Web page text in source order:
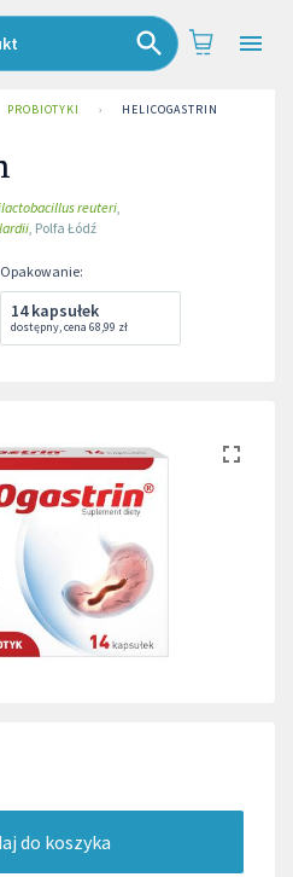
UL. ZAKOPIAŃSKA
PROBIOTYKI › HELICOGASTRIN
reuteri,
, Polfa Łódź
Opakowanie:
14 kapsułek
dostępny,cena 68,99 zł
do koszyka